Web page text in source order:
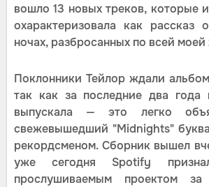
вошло 13 новых треков, которые
охарактеризовала как рассказ
ночах, разбросанных по всей
Поклонники Тейлор ждали
так как за последние два года
выпускала — это легко
свежевышедший "Midnights"
рекордсменом. Сборник вышел
уже сегодня Spotify
прослушиваемым проектом